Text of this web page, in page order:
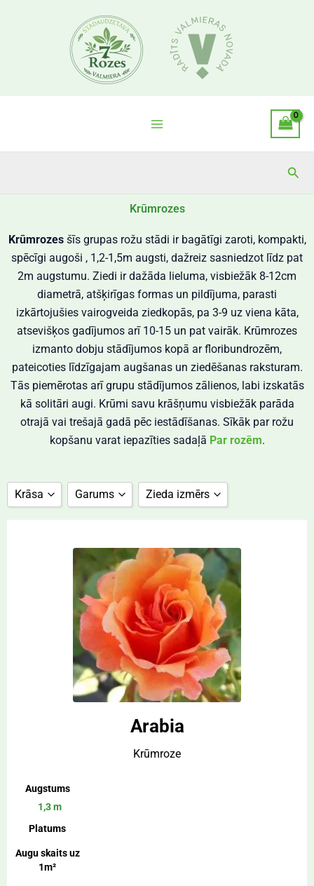
Krūmrozes
Krūmrozes šīs grupas rožu stādi ir bagātīgi zaroti, kompakti,
spēcīgi augoši , 1,2-1,5m augsti, dažreiz sasniedzot līdz pat
2m augstumu. Ziedi ir dažāda lieluma, visbiežāk 8-12cm
diametrā, atšķirīgas formas un pildījuma, parasti
izkārtojušies vairogveida ziedkopās, pa 3-9 uz viena kāta,
atsevišķos gadījumos arī 10-15 un pat vairāk. Krūmrozes
izmanto dobju stādījumos kopā ar floribundrozēm,
pateicoties līdzīgajam augšanas un ziedēšanas raksturam.
Tās piemērotas arī grupu stādījumos zālienos, labi izskatās
kā solitāri augi. Krūmi savu krāšņumu visbiežāk parāda
otrajā vai trešajā gadā pēc iestādīšanas. Sīkāk par rožu
kopšanu varat iepazīties sadaļā Par rozēm.
Krāsa Garums
1,2 m
1,2-1,5 m
1,3 m
1,4 m
1,5 m
1,8 m
Zieda izmērs
12 cm
13 cm
6 cm
7 cm
8 cm
9 cm
Arabia
Krūmroze
Augstums
1,3 m
Platums
Augu skaits uz
1m²